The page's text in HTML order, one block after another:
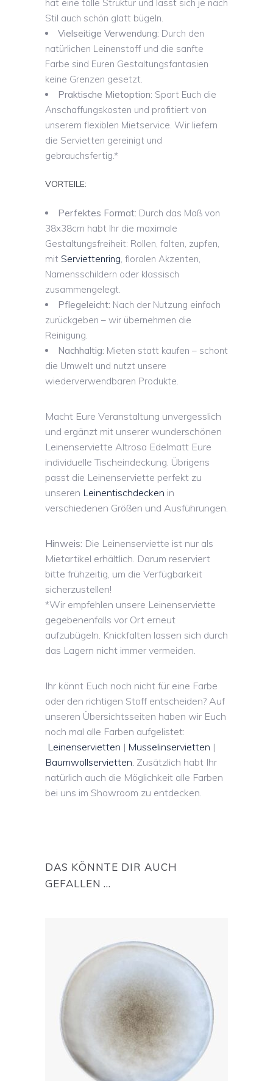
hat eine tolle Struktur und lässt sich je nach
Stil auch schön glatt bügeln.
Vielseitige Verwendung: Durch den
natürlichen Leinenstoff und die sanfte
Farbe sind Euren Gestaltungsfantasien
keine Grenzen gesetzt.
Praktische Mietoption: Spart Euch die
Anschaffungskosten und profitiert von
unserem flexiblen Mietservice. Wir liefern
die Servietten gereinigt und
gebrauchsfertig.*
VORTEILE:
Perfektes Format: Durch das Maß von
38x38cm habt Ihr die maximale
Gestaltungsfreiheit: Rollen, falten, zupfen,
mit Serviettenring, floralen Akzenten,
Namensschildern oder klassisch
zusammengelegt.
Pflegeleicht: Nach der Nutzung einfach
zurückgeben – wir übernehmen die
Reinigung.
Nachhaltig: Mieten statt kaufen – schont
die Umwelt und nutzt unsere
wiederverwendbaren Produkte.
Macht Eure Veranstaltung unvergesslich
und ergänzt mit unserer wunderschönen
Leinenserviette Altrosa Edelmatt Eure
individuelle Tischeindeckung. Übrigens
passt die Leinenserviette perfekt zu
unseren Leinentischdecken in
verschiedenen Größen und Ausführungen.
Hinweis: Die Leinenserviette ist nur als
Mietartikel erhältlich. Darum reserviert
bitte frühzeitig, um die Verfügbarkeit
sicherzustellen!
*Wir empfehlen unsere Leinenserviette
gegebenenfalls vor Ort erneut
aufzubügeln. Knickfalten lassen sich durch
das Lagern nicht immer vermeiden.
Ihr könnt Euch noch nicht für eine Farbe
oder den richtigen Stoff entscheiden? Auf
unseren Übersichtsseiten haben wir Euch
noch mal alle Farben aufgelistet:
Leinenservietten | Musselinservietten |
Baumwollservietten. Zusätzlich habt Ihr
natürlich auch die Möglichkeit alle Farben
bei uns im Showroom zu entdecken.
DAS KÖNNTE DIR AUCH
GEFALLEN …